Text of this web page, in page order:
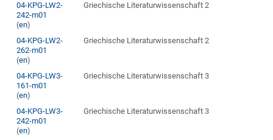
04-KPG-LW2-
242-m01
(en)
Griechische Literaturwissenschaft 2
04-KPG-LW2-
262-m01
(en)
Griechische Literaturwissenschaft 2
04-KPG-LW3-
161-m01
(en)
Griechische Literaturwissenschaft 3
04-KPG-LW3-
242-m01
(en)
Griechische Literaturwissenschaft 3